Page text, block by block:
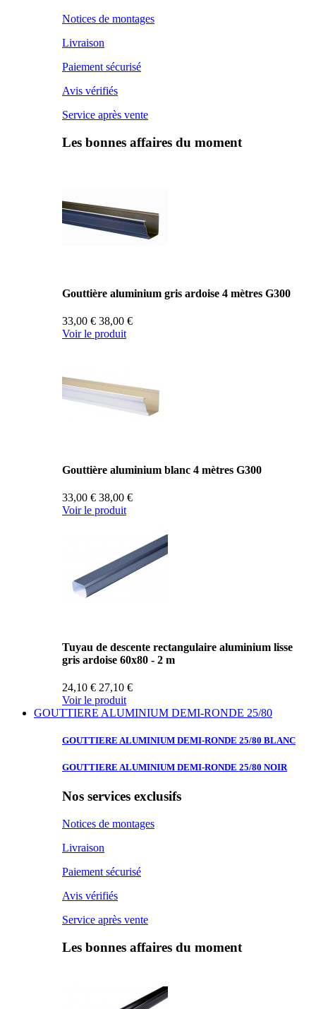
Notices de montages
Livraison
Paiement sécurisé
Avis vérifiés
Service après vente
Les bonnes affaires du moment
Gouttière aluminium gris ardoise 4 mètres G300
33,00 € 38,00 €
Voir le produit
Gouttière aluminium blanc 4 mètres G300
33,00 € 38,00 €
Voir le produit
Tuyau de descente rectangulaire aluminium lisse
gris ardoise 60x80 - 2 m
24,10 € 27,10 €
Voir le produit
GOUTTIERE ALUMINIUM DEMI-RONDE 25/80
GOUTTIERE ALUMINIUM DEMI-RONDE 25/80 BLANC
GOUTTIERE ALUMINIUM DEMI-RONDE 25/80 NOIR
Nos services exclusifs
Notices de montages
Livraison
Paiement sécurisé
Avis vérifiés
Service après vente
Les bonnes affaires du moment